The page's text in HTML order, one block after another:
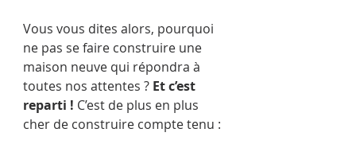
Vous vous dites alors, pourquoi
ne pas se faire construire une
maison neuve qui répondra à
toutes nos attentes ? Et c’est
reparti ! C’est de plus en plus
cher de construire compte tenu :